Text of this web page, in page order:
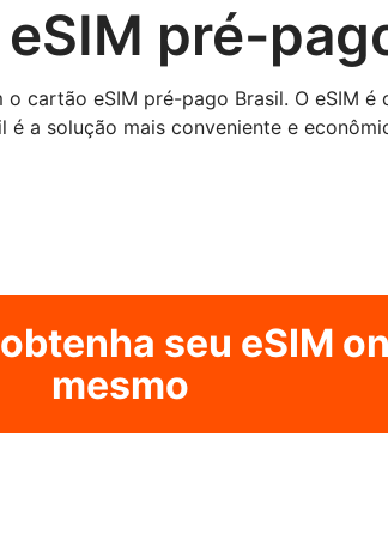
pré-
cartão eSIM pré-pago Brasil. O eSIM
a solução mais conveniente e
seu eSIM
mesmo